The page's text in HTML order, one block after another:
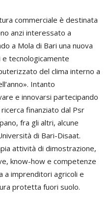
commerciale è destinata
anzi interessato a
a Mola di Bari una nuova
tecnologicamente
del clima interno a
Intanto
e innovarsi partecipando
finanziato dal Psr
fra gli altri, alcune
di Bari-Disaat.
attività di dimostrazione,
know-how e competenze
a imprenditori agricoli e
protetta fuori suolo.